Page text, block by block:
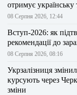
отримує українську
08 Серпня 2026, 12:44
Вступ-2026: як
рекомендації до
08 Серпня 2026, 08:16
Укрзалізниця
курсують через
зміни